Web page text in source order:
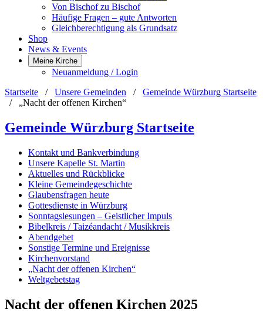
Von Bischof zu Bischof
Häufige Fragen – gute Antworten
Gleichberechtigung als Grundsatz
Shop
News & Events
Meine Kirche
Neuanmeldung / Login
Startseite / Unsere Gemeinden / Gemeinde Würzburg Startseite
/ „Nacht der offenen Kirchen“
Gemeinde Würzburg Startseite
Kontakt und Bankverbindung
Unsere Kapelle St. Martin
Aktuelles und Rückblicke
Kleine Gemeindegeschichte
Glaubensfragen heute
Gottesdienste in Würzburg
Sonntagslesungen – Geistlicher Impuls
Bibelkreis / Taizéandacht / Musikkreis
Abendgebet
Sonstige Termine und Ereignisse
Kirchenvorstand
„Nacht der offenen Kirchen“
Weltgebetstag
Nacht der offenen Kirchen 2025